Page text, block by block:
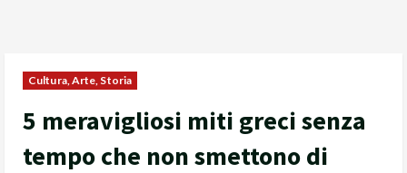
Cultura, Arte, Storia
5 meravigliosi miti greci senza
tempo che non smettono di